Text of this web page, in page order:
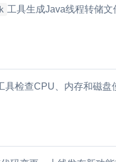
工具生成Java线程转储
具检查CPU、内存和磁